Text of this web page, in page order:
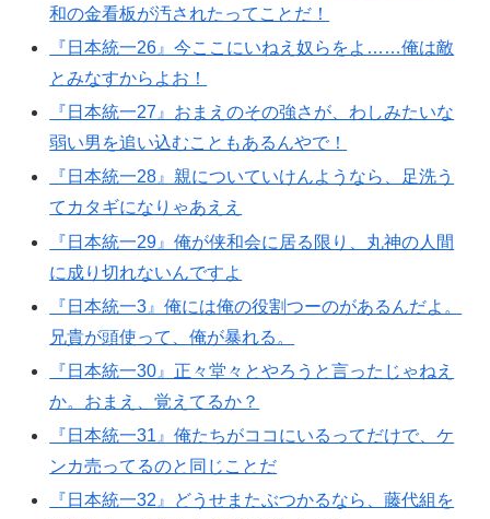
和の金看板が汚されたってことだ！
『日本統一26』今ここにいねえ奴らをよ……俺は敵
とみなすからよお！
『日本統一27』おまえのその強さが、わしみたいな
弱い男を追い込むこともあるんやで！
『日本統一28』親についていけんようなら、足洗う
てカタギになりゃあええ
『日本統一29』俺が侠和会に居る限り、丸神の人間
に成り切れないんですよ
『日本統一3』俺には俺の役割つーのがあるんだよ。
兄貴が頭使って、俺が暴れる。
『日本統一30』正々堂々とやろうと言ったじゃねえ
か。おまえ、覚えてるか？
『日本統一31』俺たちがココにいるってだけで、ケ
ンカ売ってるのと同じことだ
『日本統一32』どうせまたぶつかるなら、藤代組を